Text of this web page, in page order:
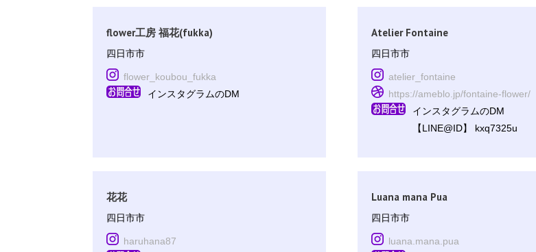
flower工房 福花(fukka)
四日市市
flower_koubou_fukka
インスタグラムのDM
Atelier Fontaine
四日市市
atelier_fontaine
https://ameblo.jp/fontaine-flower/
インスタグラムのDM
【LINE@ID】 kxq7325u
花花
四日市市
haruhana87
Luana mana Pua
四日市市
luana.mana.pua